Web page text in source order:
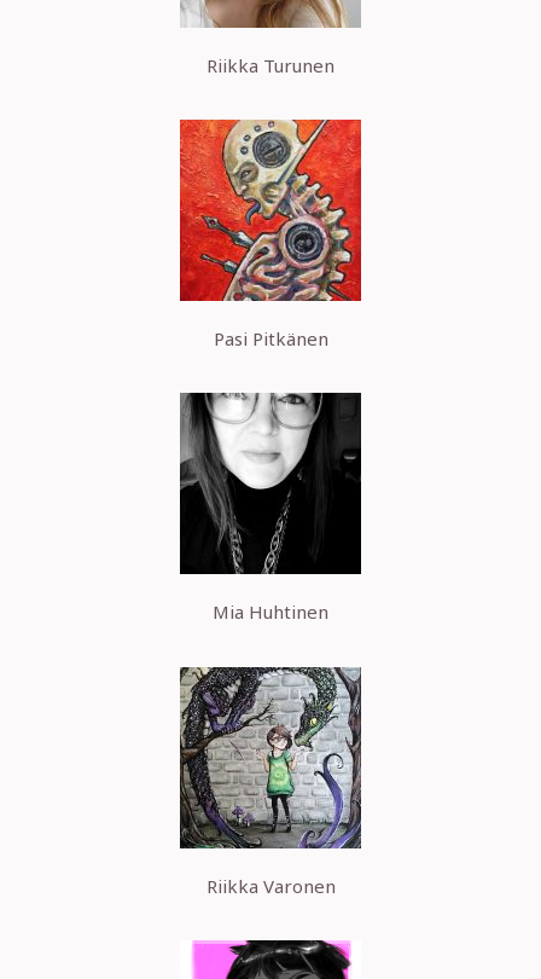
Riikka Turunen
Pasi Pitkänen
Mia Huhtinen
Riikka Varonen